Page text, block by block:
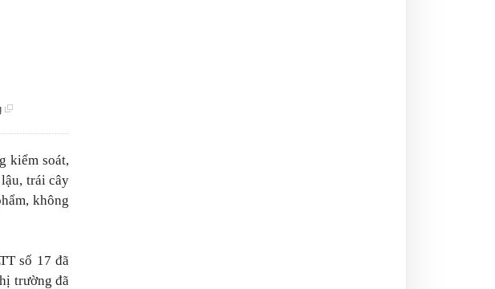
kiểm soát,
trái cây
không
số 17 đã
trường đã